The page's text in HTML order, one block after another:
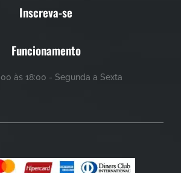
Inscreva-se
Funcionamento
às 18:00 - Segunda a Sexta